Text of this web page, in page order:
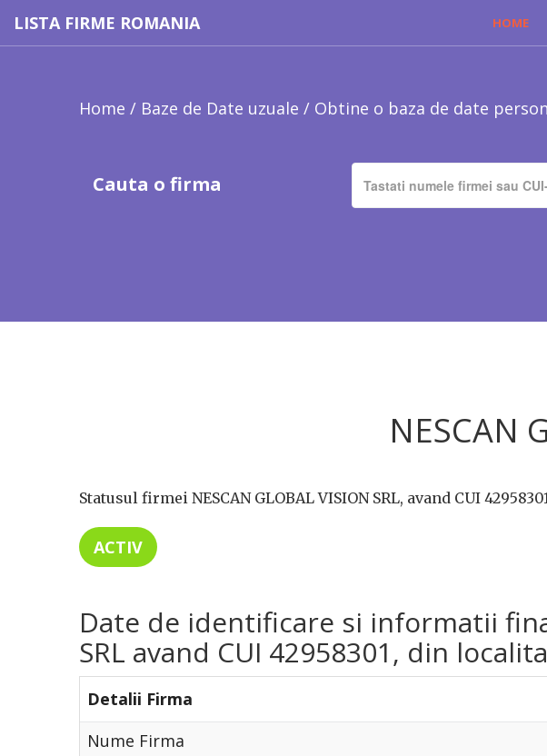
LISTA FIRME ROMANIA HOME
Home / Baze de Date uzuale / Obtine o baza de date
Cauta o firma
NESCAN
Statusul firmei NESCAN GLOBAL VISION SRL, avand CUI
ACTIV
Date de identificare si informatii
SRL avand CUI 42958301, din
Detalii Firma
Nume Firma